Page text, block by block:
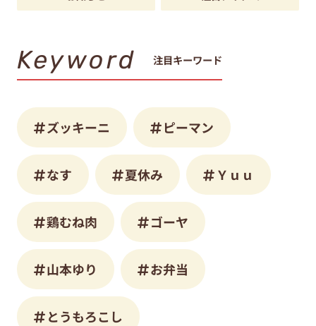
Keyword 注目キーワード
ズッキーニ ピーマン
なす 夏休み Ｙｕｕ
鶏むね肉 ゴーヤ
山本ゆり お弁当
とうもろこし